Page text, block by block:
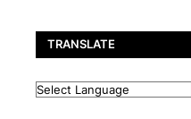
TRANSLATE